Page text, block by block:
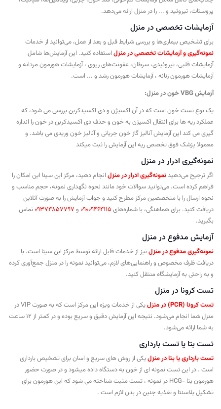
پروستات، تیروئید و ... را در منزل ارائه می‌دهد.
آزمایشات تخصصی در منزل
برای تشخیص بیماری‌ها و بررسی شرایط قبل و بعد از عمل، می‌توانید از خدمات
نمونه‌گیری و آزمایشات تخصصی در منزل استفاده کنید. این آزمایش‌ها شامل
آزمایشات قلبی، تیروئیدی، سرطان، عفونت‌های ریوی ، آزمایشات هورمون مردانه و
آزمایشات هورمون زنانه ، آزمایشات هورمون رشد و ... است.
آزمایش VBG خون در منزل:
یک نوع تست خون است که در آن اکسیژن و دی اکسیدکربن بررسی می شود، که
عملکرد ریه ها برای انتقال اکسیژن به خون و حذف دی اکسیدکربن در خون را اندازه
گیری می کند این آزمایش آنالیز گاز خون جریانی و آنالیز خون وریدی می باشد. و
معمولا پزشک فوق تخصص ریه این آزمایش را ثبت میکند
نمونه‌گیری ادرار در منزل
اگر ترجیح می‌دهیدنمونه‌گیری ادرار در منزل انجام دهید، مرکز ابن سینا این امکان را
فراهم کرده است. می‌توانید سوالات خود مانند نحوه نگهداری نمونه، حجم مناسب و
نحوه ارسال را با متخصصین مرکز مطرح کنید و جواب آزمایش را به صورت آنلاین
دریافت کنید. برای هماهنگی، با شماره‌های 09009464115 و 09374857797 تماس
بگیرید.
آزمایش مدفوع در منزل
نمونه‌گیری مدفوع در منزل نیز از خدمات قابل ارائه توسط مرکز ابن سینا است. با
دریافت ظرف مخصوص و راهنمایی‌های لازم، می‌توانید نمونه را در منزل جمع‌آوری کرده
و به راحتی به آزمایشگاه منتقل کنید.
تست کرونا در منزل
تست کرونا (PCR) در منزل
یکی از خدمات ویژه این مرکز است که به صورت VIP در
منزل شما انجام می‌شود. نتیجه این آزمایش دقیق و سریع بوده و در کمتر از 12 ساعت
به شما ارائه می‌شود.
تست بتا یا تست بارداری
تست بارداری یا بتا در منزلیکی از روش های سریع و اسان برای تشخیص بارداری
است . در این تست نمونه ای از خون به دستگاه داده میشود و در صورت حضور
هورمون بتا -HCG در نمونه ، تست مثبت شناخته می شود که این هورمون برای
تشکیل پلاسنتا و تغذیه جنین در بدن لازم است .